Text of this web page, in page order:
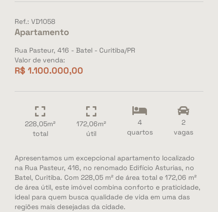
Ref.: VD1058
Apartamento
Rua Pasteur, 416 - Batel - Curitiba/PR
Valor de venda:
R$ 1.100.000,00
228,05m²
total
172,06m²
útil
4
quartos
2
vagas
Apresentamos um excepcional apartamento localizado
na Rua Pasteur, 416, no renomado Edifício Asturias, no
Batel, Curitiba. Com 228,05 m² de área total e 172,06 m²
de área útil, este imóvel combina conforto e praticidade,
ideal para quem busca qualidade de vida em uma das
regiões mais desejadas da cidade.